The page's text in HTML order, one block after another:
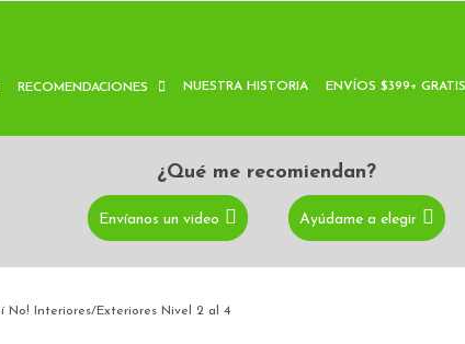
RECOMENDACIONES NUESTRA HISTORIA ENVÍOS $399+
¿Qué me recomiendan?
Envíanos un video Ayúdame a elegir
No! Interiores/Exteriores Nivel 2 al 4